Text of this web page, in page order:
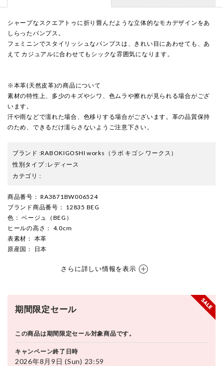
シャープなスクエアトゥに折り畳んだような立体的なモカデザインをあ
しらったパンプス。
フェミニンでスタイリッシュなパンプスは、きれい目にあわせても、あ
えて カジュアルに合わせてもシックな雰囲気になります。
※本革(天然皮革)の商品について
素材の特性上、多少のキズやシワ、色ムラや擦れが見られる場合がござ
います。
汗や雨などで濡れた場合、色移りする場合がございます。革の品質保持
のため、できるだけ濡らさないようご注意下さい。
ブランド :RABOKIGOSHI works （ラボ キゴシ ワークス）
性別タイプ:レディース
カテゴリ :
商品番号 ： RA3871BW006524
ブランド商品番号 ： 12835 BEG
色 ： ベージュ（BEG）
ヒールの高さ ： 4.0cm
表素材 ： 本革
原産国 ： 日本
さらに詳しい情報を表示
期間限定セール
この商品は期間限定セール対象商品です。
キャンペーン終了日時
2026年8月9日 (Sun) 23:59